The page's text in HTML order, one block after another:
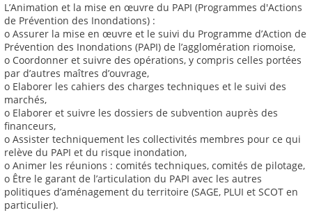
L’Animation et la mise en œuvre du PAPI (Programmes d'Actions
de Prévention des Inondations) :
o Assurer la mise en œuvre et le suivi du Programme d’Action de
Prévention des Inondations (PAPI) de l’agglomération riomoise,
o Coordonner et suivre des opérations, y compris celles portées
par d’autres maîtres d’ouvrage,
o Elaborer les cahiers des charges techniques et le suivi des
marchés,
o Elaborer et suivre les dossiers de subvention auprès des
financeurs,
o Assister techniquement les collectivités membres pour ce qui
relève du PAPI et du risque inondation,
o Animer les réunions : comités techniques, comités de pilotage,
o Être le garant de l’articulation du PAPI avec les autres
politiques d’aménagement du territoire (SAGE, PLUI et SCOT en
particulier).